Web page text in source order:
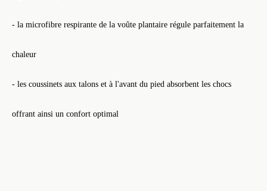
- la microfibre respirante de la voûte plantaire régule parfaitement la
chaleur
- les coussinets aux talons et à l'avant du pied absorbent les chocs
offrant ainsi un confort optimal